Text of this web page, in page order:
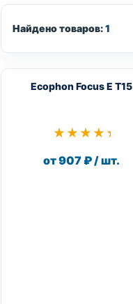
Найдено товаров:1
Ecophon Focus E T15
★★★★★
★★★★★
от 907 ₽ / шт.